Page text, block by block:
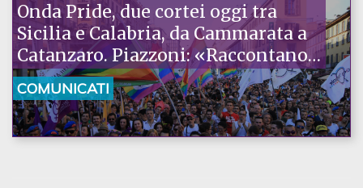
Onda Pride, due cortei oggi tra
Sicilia e Calabria, da Cammarata a
Catanzaro. Piazzoni: «Raccontano
la nostra ostinazione»
COMUNICATI